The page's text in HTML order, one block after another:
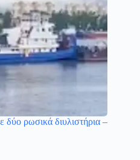
ρωσικά διυλιστήρια –